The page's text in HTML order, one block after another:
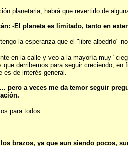
planetaria, habrá que revertirlo de
-El planeta es limitado, tanto en
la esperanza que el "libre albedrío"
en la calle y veo a la mayoría muy
derribemos para seguir creciendo,
es de interés general.
pero a veces me da temor seguir
para todos
brazos, ya que aun siendo pocos,